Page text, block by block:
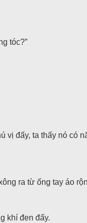
tóc?”
vị đấy, ta thấy nó có
ra từ ống tay áo
khí đen đấy.